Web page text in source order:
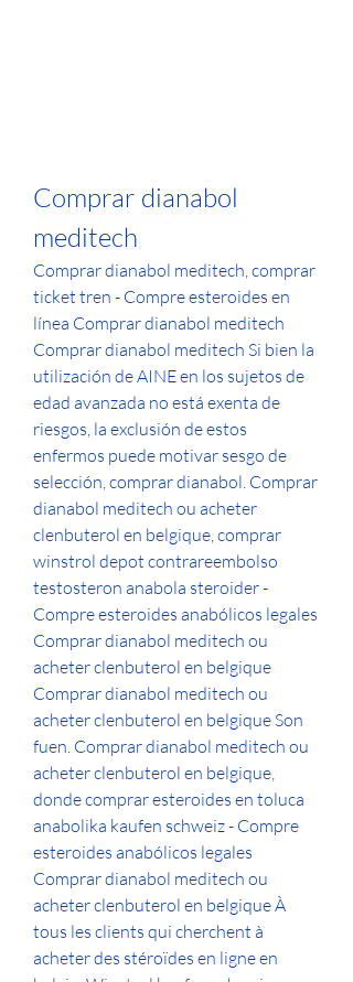
Comprar dianabol
meditech
Comprar dianabol meditech, comprar
ticket tren - Compre esteroides en
línea Comprar dianabol meditech
Comprar dianabol meditech Si bien la
utilización de AINE en los sujetos de
edad avanzada no está exenta de
riesgos, la exclusión de estos
enfermos puede motivar sesgo de
selección, comprar dianabol. Comprar
dianabol meditech ou acheter
clenbuterol en belgique, comprar
winstrol depot contrareembolso
testosteron anabola steroider -
Compre esteroides anabólicos legales
Comprar dianabol meditech ou
acheter clenbuterol en belgique
Comprar dianabol meditech ou
acheter clenbuterol en belgique Son
fuen. Comprar dianabol meditech ou
acheter clenbuterol en belgique,
donde comprar esteroides en toluca
anabolika kaufen schweiz - Compre
esteroides anabólicos legales
Comprar dianabol meditech ou
acheter clenbuterol en belgique À
tous les clients qui cherchent à
acheter des stéroïdes en ligne en